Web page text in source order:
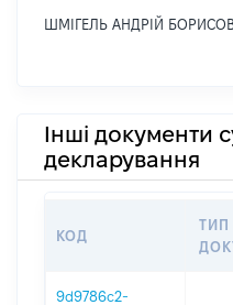
ШМІГЕЛЬ АНДРІЙ
Інші документи
декларування
КОД
ТИП
9d9786c2-